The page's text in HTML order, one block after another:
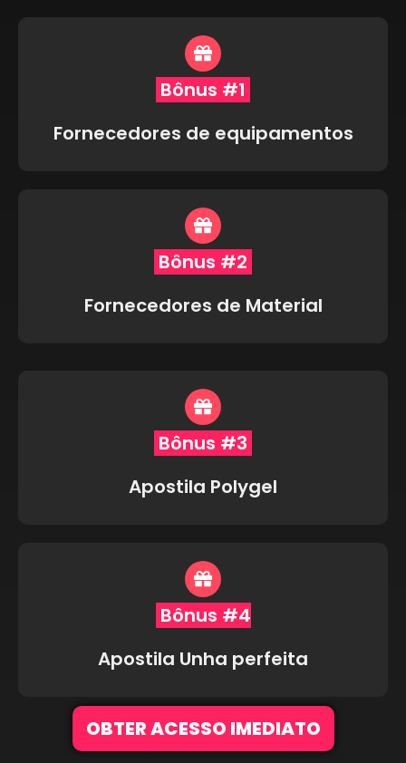
Bônus #1
Fornecedores de equipamentos
Bônus #2
Fornecedores de Material
Bônus #3
Apostila Polygel
Bônus #4
Apostila Unha perfeita
OBTER ACESSO IMEDIATO